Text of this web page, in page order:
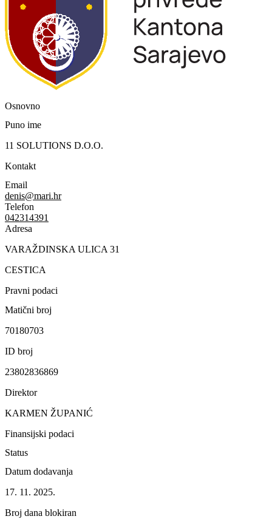
Osnovno
Puno ime
11 SOLUTIONS D.O.O.
Kontakt
Email
denis@mari.hr
Telefon
042314391
Adresa
VARAŽDINSKA ULICA 31
CESTICA
Pravni podaci
Matični broj
70180703
ID broj
23802836869
Direktor
KARMEN ŽUPANIĆ
Finansijski podaci
Status
Datum dodavanja
17. 11. 2025.
Broj dana blokiran